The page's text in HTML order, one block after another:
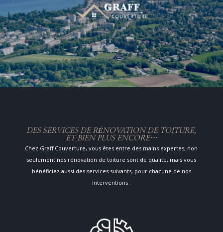
DES SERVICES DE RÉNOVATION DE TOITURE,
ET BIEN PLUS ENCORE…
Chez Graff Couverture, vous êtes entre des mains expertes, non
seulement nos rénovation de toiture sont de qualité, mais vous
bénéficiez aussi des services suivants, pour chacune de nos
interventions :